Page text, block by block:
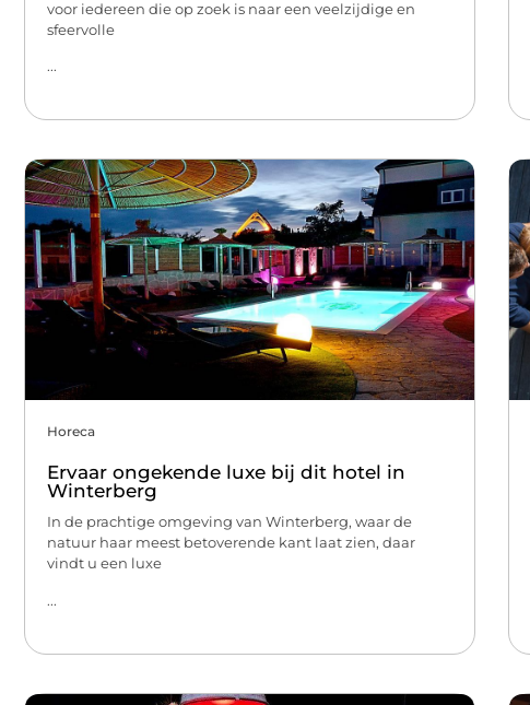
voor iedereen die op zoek is naar een veelzijdige en
sfeervolle
...
Horeca
Ervaar ongekende luxe bij dit hotel in
Winterberg
In de prachtige omgeving van Winterberg, waar de
natuur haar meest betoverende kant laat zien, daar
vindt u een luxe
...